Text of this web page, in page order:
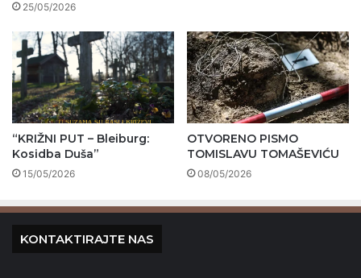
25/05/2026
“KRIŽNI PUT – Bleiburg:
Kosidba Duša”
15/05/2026
OTVORENO PISMO
TOMISLAVU TOMAŠEVIĆU
08/05/2026
KONTAKTIRAJTE NAS